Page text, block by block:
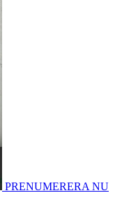
PRENUMERERA NU